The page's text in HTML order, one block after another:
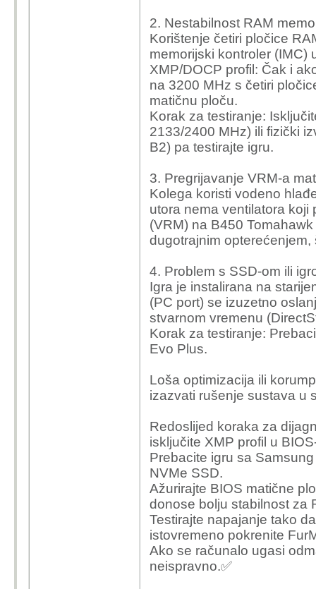
2. Nestabilnost RAM
Korištenje četiri pločice
memorijski kontroler (IMC)
XMP/DOCP profil: Čak i
na 3200 MHz s četiri
matičnu ploču.
Korak za testiranje:
2133/2400 MHz) ili fizički
B2) pa testirajte igru.
3. Pregrijavanje VRM-a
Kolega koristi vodeno
utora nema ventilatora
(VRM) na B450
dugotrajnim
4. Problem s SSD-om ili
Igra je instalirana na
(PC port) se izuzetno
stvarnom vremenu
Korak za testiranje:
Evo Plus.
Loša optimizacija ili
izazvati rušenje sustava u
Redoslijed koraka za
isključite XMP profil u
Prebacite igru sa
NVMe SSD.
Ažurirajte BIOS matične
donose bolju stabilnost za
Testirajte napajanje tako
istovremeno pokrenite
Ako se računalo ugasi
neispravno.✅